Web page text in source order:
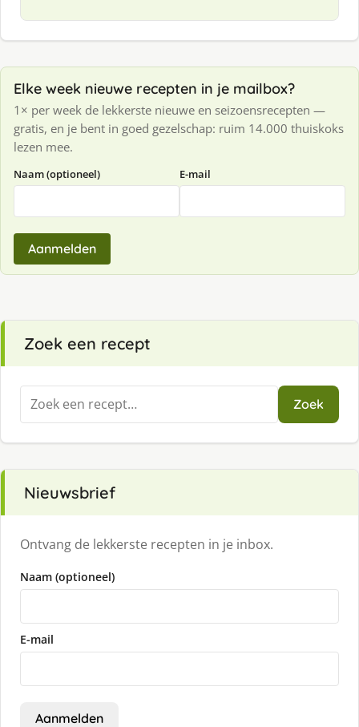
Elke week nieuwe recepten in je mailbox?
1× per week de lekkerste nieuwe en seizoensrecepten —
gratis, en je bent in goed gezelschap: ruim 14.000 thuiskoks
lezen mee.
Naam (optioneel) E-mail
Aanmelden
Zoek een recept
Zoeken
naar:
Zoek
Nieuwsbrief
Ontvang de lekkerste recepten in je inbox.
Naam (optioneel)
E-mail
Aanmelden